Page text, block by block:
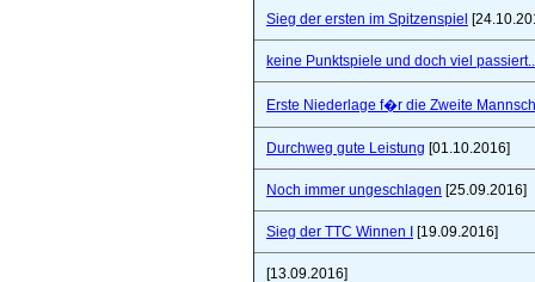
Sieg der ersten im Spitzenspiel
keine Punktspiele und doch viel
Erste Niederlage f�r die Zweite
Durchweg gute Leistung [01.10.2016]
Noch immer ungeschlagen [25.09.2016]
Sieg der TTC Winnen I [19.09.2016]
[13.09.2016]